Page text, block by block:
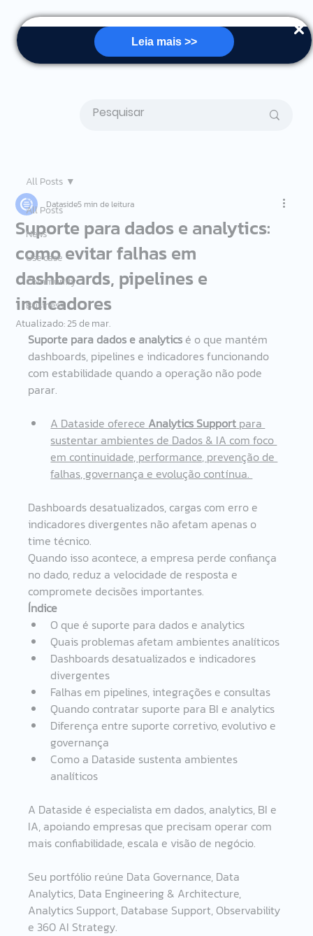
Leia mais >>
All Posts
News
Use case
Community
Business
All Posts
Suporte para dados e analytics:
como evitar falhas em
dashboards, pipelines e
indicadores
Dataside5 min de leitura
Atualizado:25 de mar.
Suporte para dados e analytics é o que mantém
dashboards, pipelines e indicadores funcionando
com estabilidade quando a operação não pode
parar.
A Dataside oferece Analytics Support para
sustentar ambientes de Dados & IA com foco
em continuidade, performance, prevenção de
falhas, governança e evolução contínua.
Dashboards desatualizados, cargas com erro e
indicadores divergentes não afetam apenas o
time técnico.
Quando isso acontece, a empresa perde confiança
no dado, reduz a velocidade de resposta e
compromete decisões importantes.
Índice
O que é suporte para dados e analytics
Quais problemas afetam ambientes analíticos
Dashboards desatualizados e indicadores
divergentes
Falhas em pipelines, integrações e consultas
Quando contratar suporte para BI e analytics
Diferença entre suporte corretivo, evolutivo e
governança
Como a Dataside sustenta ambientes
analíticos
A Dataside é especialista em dados, analytics, BI e
IA, apoiando empresas que precisam operar com
mais confiabilidade, escala e visão de negócio.
Seu portfólio reúne Data Governance, Data
Analytics, Data Engineering & Architecture,
Analytics Support, Database Support, Observability
e 360 AI Strategy.